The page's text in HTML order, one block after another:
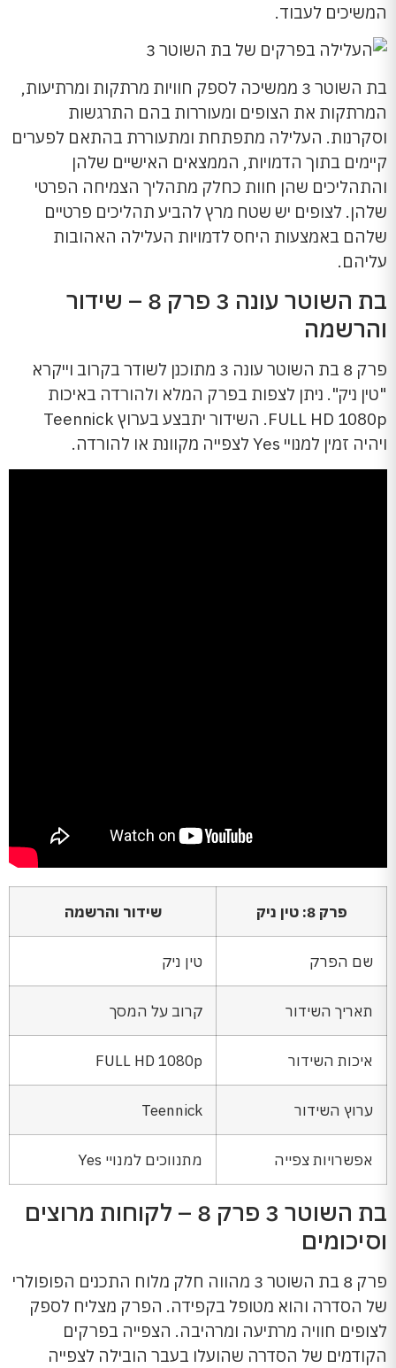
המשיכים לעבוד.
בת השוטר 3 ממשיכה לספק חוויות מרתקות ומרתיעות,
המרתקות את הצופים ומעוררות בהם התרגשות
וסקרנות. העלילה מתפתחת ומתעוררת בהתאם לפערים
קיימים בתוך הדמויות, הממצאים האישיים שלהן
והתהליכים שהן חוות כחלק מתהליך הצמיחה הפרטי
שלהן. לצופים יש שטח מרץ להביע תהליכים פרטיים
שלהם באמצעות היחס לדמויות העלילה האהובות
עליהם.
בת השוטר עונה 3 פרק 8 – שידור
והרשמה
פרק 8 בת השוטר עונה 3 מתוכנן לשודר בקרוב וייקרא
"טין ניק". ניתן לצפות בפרק המלא ולהורדה באיכות
FULL HD 1080p. השידור יתבצע בערוץ Teennick
ויהיה זמין למנויי Yes לצפייה מקוונת או להורדה.
פרק 8: טין ניק שידור והרשמה
שם הפרק טין ניק
תאריך השידור קרוב על המסך
איכות השידור FULL HD 1080p
ערוץ השידור Teennick
אפשרויות צפייה מתנווכים למנויי Yes
בת השוטר 3 פרק 8 – לקוחות מרוצים
וסיכומים
פרק 8 בת השוטר 3 מהווה חלק מלוח התכנים הפופולרי
של הסדרה והוא מטופל בקפידה. הפרק מצליח לספק
לצופים חוויה מרתיעה ומרהיבה. הצפייה בפרקים
הקודמים של הסדרה שהועלו בעבר הובילה לצפייה